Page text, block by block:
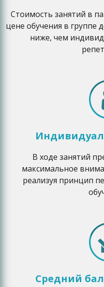
Стоимость занятий в
цене обучения в группе
ниже, чем
В ходе занятий
максимальное
реализуя принцип
Средний